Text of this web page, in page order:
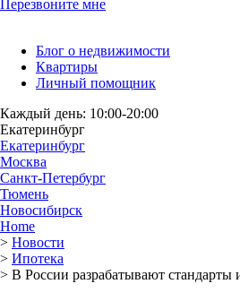
Перезвоните мне
Блог о недвижимости
Квартиры
Личный помощник
Каждый день: 10:00-20:00
Екатеринбург
Екатеринбург
Москва
Санкт-Петербург
Тюмень
Новосибирск
Home
> Новости
> Ипотека
> В России разрабатывают стандарты